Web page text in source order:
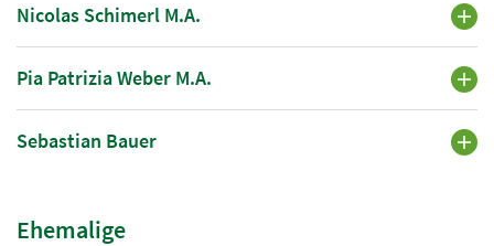
Nicolas Schimerl M.A.
Pia Patrizia Weber M.A.
Sebastian Bauer
Ehemalige